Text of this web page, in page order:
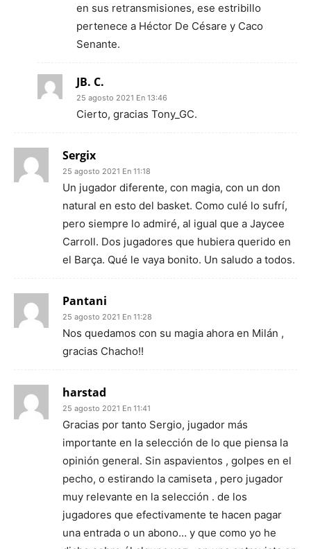
en sus retransmisiones, ese estribillo
pertenece a Héctor De Césare y Caco
Senante.
JB. C.
25 agosto 2021 En 13:46
Cierto, gracias Tony_GC.
Sergix
25 agosto 2021 En 11:18
Un jugador diferente, con magia, con un don
natural en esto del basket. Como culé lo sufrí,
pero siempre lo admiré, al igual que a Jaycee
Carroll. Dos jugadores que hubiera querido en
el Barça. Qué le vaya bonito. Un saludo a todos.
Pantani
25 agosto 2021 En 11:28
Nos quedamos con su magia ahora en Milán ,
gracias Chacho!!
harstad
25 agosto 2021 En 11:41
Gracias por tanto Sergio, jugador más
importante en la selección de lo que piensa la
opinión general. Sin aspavientos , golpes en el
pecho, o estirando la camiseta , pero jugador
muy relevante en la selección . de los
jugadores que efectivamente te hacen pagar
una entrada o un abono… y que como yo he